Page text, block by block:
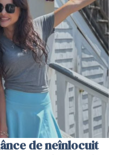
de neînlocuit